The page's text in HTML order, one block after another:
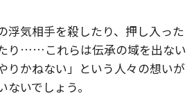
浮気相手を殺したり、押し入った
り……これらは伝承の域を出ない
りかねない」という人々の想いが
いでしょう。